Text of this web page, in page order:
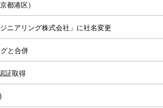
都港区）
ニアリング株式会社」に社名変更
と合併
証取得